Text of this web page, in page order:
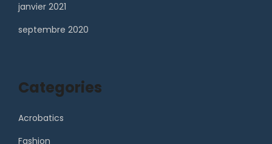
janvier 2021
septembre 2020
Categories
Acrobatics
Fashion